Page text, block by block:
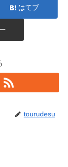
はてブ
tourudesu